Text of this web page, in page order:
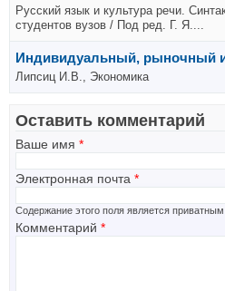
Русский язык и культура речи.
студентов вузов / Под ред. Г. Я....
Индивидуальный, рыночный
Липсиц И.В., Экономика
Оставить комментарий
Ваше имя *
Электронная почта *
Содержание этого поля является приватным
Комментарий *